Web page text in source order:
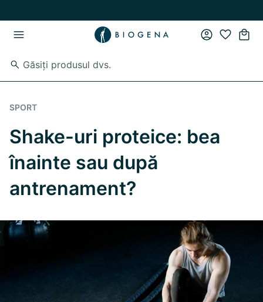
SPORT
Shake-uri proteice: bea
înainte sau după
antrenament?